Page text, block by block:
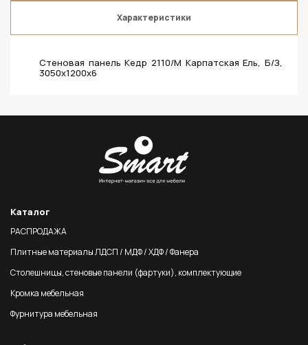
Характеристики
Стеновая панель Кедр 2110/M Карпатская Ель, Б/З,
3050х1200х6
Каталог
РАСПРОДАЖА
Плитные материалы ЛДСП / МДФ / ХДФ / Фанера
Столешницы, стеновые панели (фартуки), комплектующие
Кромка мебельная
Фурнитура мебельная